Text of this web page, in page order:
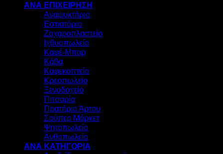
ΑΝΑ ΕΠΙΧΕΙΡΗΣΗ
Αναψυκτήριο
Εστιατόριο
Ζαχαροπλαστείο
Ιχθυοπωλείο
Καφέ-Μπαρ
Κάβα
Καφεκοπτείο
Κρεοπωλείο
Ξενοδοχείο
Πιτσαρία
Πρατήριο Άρτου
Σούπερ Μάρκετ
Ψητοπωλείο
Ανθοπωλείο
ΑΝΑ ΚΑΤΗΓΟΡΙΑ